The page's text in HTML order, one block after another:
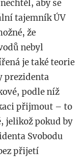
aby se
tajemník ÚV
že
nebyl
je také teorie
prezidenta
podle níž
přijmout – to
jelikož pokud by
Svobodu
přijetí